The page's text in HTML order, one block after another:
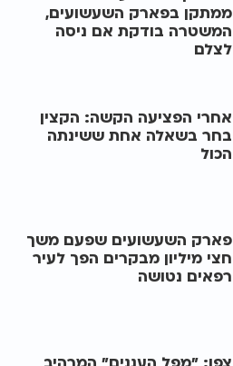
ממתקן בפארק השעשועים,
המשטרה בודקת אם ניסה
לצלם
אחרי הפציעה הקשה: הקצין
בחר בשאלה אחת ששינתה
הכול
פארק השעשועים שפעם משך
חצי מיליון מבקרים הפך לעיר
רפאים נטושה